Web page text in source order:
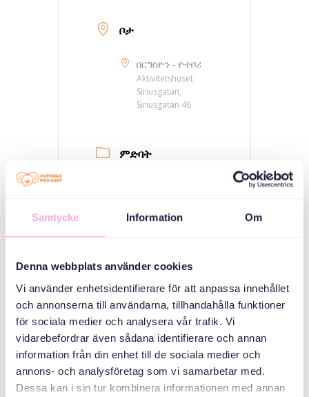
Samtycke Information Om
Denna webbplats använder cookies
Vi använder enhetsidentifierare för att anpassa innehållet
och annonserna till användarna, tillhandahålla funktioner
för sociala medier och analysera vår trafik. Vi
vidarebefordrar även sådana identifierare och annan
information från din enhet till de sociala medier och
annons- och analysföretag som vi samarbetar med.
Dessa kan i sin tur kombinera informationen med annan
ቦታ
በርግስዮን - ዮተቦሪ
Aktivitetshuset
Siriusgatan,
Siriusgatan 46
ምድባት
ኣዳላዊ
Svenska med baby
ኢመይል